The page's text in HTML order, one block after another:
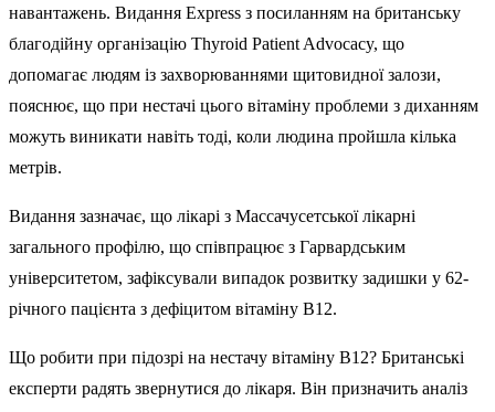
навантажень. Видання Express з посиланням на британську
благодійну організацію Thyroid Patient Advocacy, що
допомагає людям із захворюваннями щитовидної залози,
пояснює, що при нестачі цього вітаміну проблеми з диханням
можуть виникати навіть тоді, коли людина пройшла кілька
метрів.
Видання зазначає, що лікарі з Массачусетської лікарні
загального профілю, що співпрацює з Гарвардським
університетом, зафіксували випадок розвитку задишки у 62-
річного пацієнта з дефіцитом вітаміну B12.
Що робити при підозрі на нестачу вітаміну B12? Британські
експерти радять звернутися до лікаря. Він призначить аналіз